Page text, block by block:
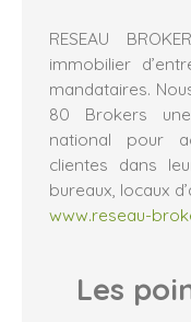
RESEAU
immobilier
mandataires.
80 Brokers
national pour
clientes dans
bureaux, locaux
www.reseau-
Les